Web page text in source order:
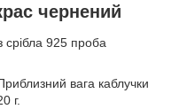
чернений
срібла 925 проба
вага каблучки
г.